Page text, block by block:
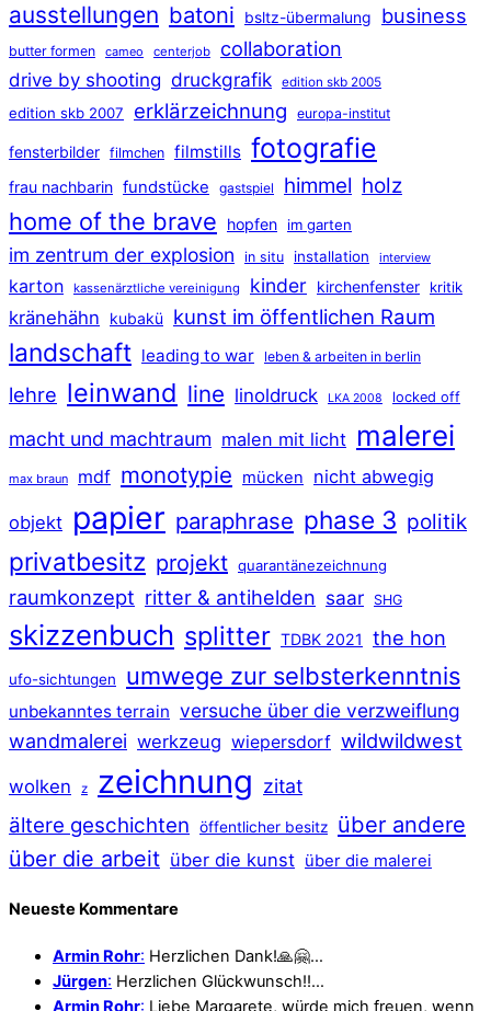
ausstellungen batoni bsltz-übermalung business
butter formen cameo centerjob collaboration
drive by shooting druckgrafik edition skb 2005
edition skb 2007 erklärzeichnung europa-institut
fensterbilder filmchen filmstills fotografie
frau nachbarin fundstücke gastspiel himmel holz
home of the brave hopfen im garten
im zentrum der explosion in situ installation interview
karton kassenärztliche vereinigung kinder kirchenfenster kritik
kränehähn kubakü kunst im öffentlichen Raum
landschaft leading to war leben & arbeiten in berlin
lehre leinwand line linoldruck LKA 2008 locked off
macht und machtraum malen mit licht malerei
max braun mdf monotypie mücken nicht abwegig
objekt papier paraphrase phase 3 politik
privatbesitz projekt quarantänezeichnung
raumkonzept ritter & antihelden saar SHG
skizzenbuch splitter TDBK 2021 the hon
ufo-sichtungen umwege zur selbsterkenntnis
unbekanntes terrain versuche über die verzweiflung
wandmalerei werkzeug wiepersdorf wildwildwest
wolken z zeichnung zitat
ältere geschichten öffentlicher besitz über andere
über die arbeit über die kunst über die malerei
Neueste Kommentare
Armin Rohr: Herzlichen Dank!🙏🤗…
Jürgen: Herzlichen Glückwunsch!!…
Armin Rohr: Liebe Margarete, würde mich freuen, wenn